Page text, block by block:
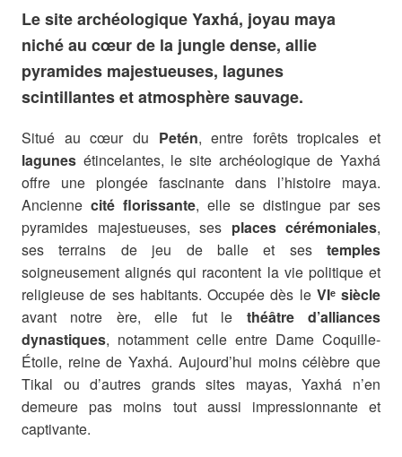
Le site archéologique Yaxhá, joyau maya
niché au cœur de la jungle dense, allie
pyramides majestueuses, lagunes
scintillantes et atmosphère sauvage.
Situé au cœur du Petén, entre forêts tropicales et
lagunes étincelantes, le site archéologique de Yaxhá
offre une plongée fascinante dans l’histoire maya.
Anciennecité florissante, elle se distingue par ses
pyramides majestueuses, ses places cérémoniales,
ses terrains de jeu de balle et ses temples
soigneusement alignés qui racontent la vie politique et
religieuse de ses habitants. Occupée dès le VIᵉ siècle
avant notre ère, elle fut le théâtre d’alliances
dynastiques, notamment celle entre Dame Coquille-
Étoile, reine de Yaxhá. Aujourd’hui moins célèbre que
Tikal ou d’autres grands sites mayas, Yaxhá n’en
demeure pas moins tout aussi impressionnante et
captivante.